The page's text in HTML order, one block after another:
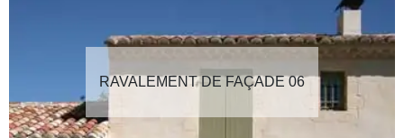
RAVALEMENT DE FAÇADE 06